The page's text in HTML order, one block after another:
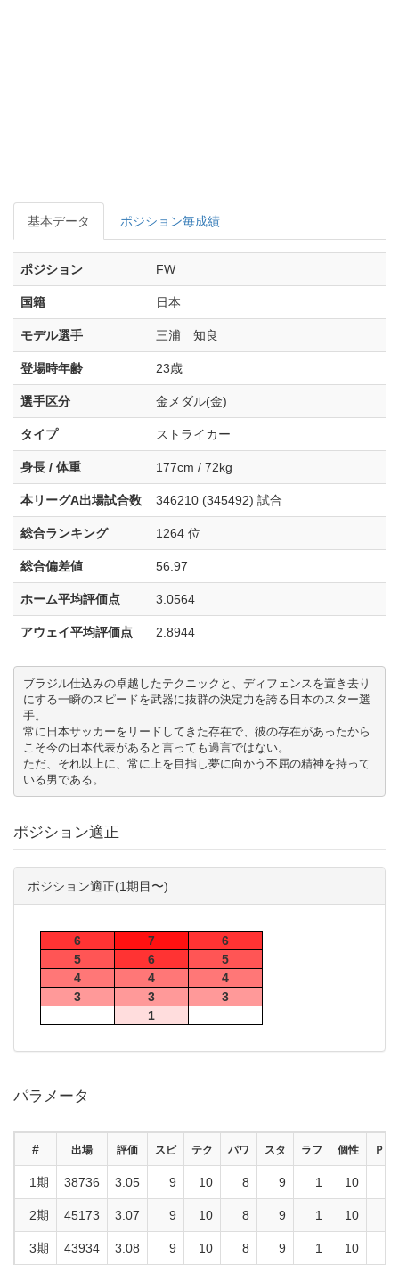
基本データ ポジション毎成績
ポジション FW
国籍 日本
モデル選手 三浦 知良
登場時年齢 23歳
選手区分 金メダル(金)
タイプ ストライカー
身長 / 体重 177cm / 72kg
本リーグA出場試合数 346210 (345492) 試合
総合ランキング 1264 位
総合偏差値 56.97
ホーム平均評価点 3.0564
アウェイ平均評価点 2.8944
ブラジル仕込みの卓越したテクニックと、ディフェンスを置き去り
にする一瞬のスピードを武器に抜群の決定力を誇る日本のスター選
手。
常に日本サッカーをリードしてきた存在で、彼の存在があったから
こそ今の日本代表があると言っても過言ではない。
ただ、それ以上に、常に上を目指し夢に向かう不屈の精神を持って
ポジション適正
ポジション適正(1期目〜)
6 7
6
5
6
5
4
4
4
3
3
3
1
パラメータ
# 出場 評価 スピ テク パワ スタ ラフ 個性 ＰＫ
1期 38736 3.05 9 10 8 9 1 10
2期 45173 3.07 9 10 8 9 1 10
3期 43934 3.08 9 10 8 9 1 10